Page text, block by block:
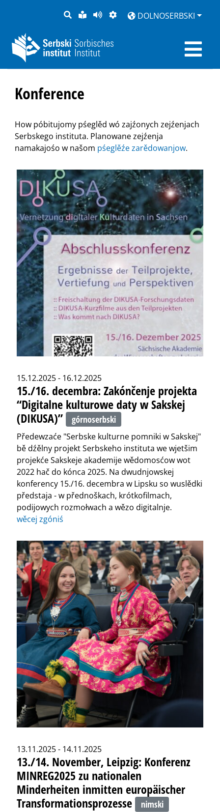
PYTANJE
LAŽKA
RĚC
BOK
PŚEDCYTAŚ
PŚEDSTAJENJE
DOLNOSERBSKI
Konference
How póbitujomy pśeglěd wó zajźonych zejźenjach
Serbskego instituta. Planowane zejźenja
namakajośo w našom pśeglěźe zarědowanjow.
15.12.2025 - 16.12.2025
15./16. decembra: Zakónčenje projekta
“Digitalne kulturowe daty w Sakskej
(DIKUSA)”
górnoserbski
Předewzaće "Serbske kulturne pomniki w Sakskej"
bě dźělny projekt Serbskeho instituta we wjetšim
projekće Sakskeje akademije wědomosćow wot
2022 hač do kónca 2025. Na dwudnjowskej
konferency 15./16. decembra w Lipsku so wuslědki
předstaja - w přednoškach, krótkofilmach,
podijowych rozmołwach a wězo digitalnje.
wěcej zgóniś
13.11.2025 - 14.11.2025
13./14. November, Leipzig: Konferenz
MINREG2025 zu nationalen
Minderheiten inmitten europäischer
Transformationsprozesse
nimski